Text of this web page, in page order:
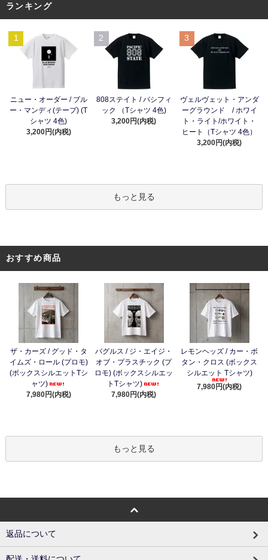
ランキング
1
ニュー・オーダー / ブル
ー・マンディ(テープ) (T
シャツ 4色)
3,200円(内税)
2
808ステイト / パシフィ
ック （Tシャツ 4色)
3,200円(内税)
3
ヴェルヴェット・アンダ
ーグラウンド / ホワイ
ト・ライト/ホワイト・
ヒート（Tシャツ 4色）
3,200円(内税)
もっと見る
おすすめ商品
ザ・カーズ / グッド・タ
イムズ・ロール (プロモ)
(ボックスシルエットTシ
ャツ)
7,980円(内税)
バグルス / ジ・エイジ・
オブ・プラスチック (プ
ロモ) (ボックスシルエッ
トTシャツ)
7,980円(内税)
レモンヘッズ / カー・ボ
タン・クロス (ボックス
シルエット Tシャツ)
7,980円(内税)
もっと見る
返品について